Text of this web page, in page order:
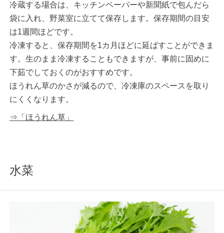
冷蔵する場合は、キッチンペーパーや新聞紙で包んだら
袋に入れ、野菜室に立てて保存します。保存期間の目安
は1週間ほどです。
冷凍すると、保存期間を1カ月ほどに延ばすことができま
す。生のまま冷凍することもできますが、事前に固めに
下茹でしておくのがおすすめです。
ほうれん草のかさが減るので、冷凍庫のスペースを取り
にくくなります。
⇒「ほうれん草」
水菜